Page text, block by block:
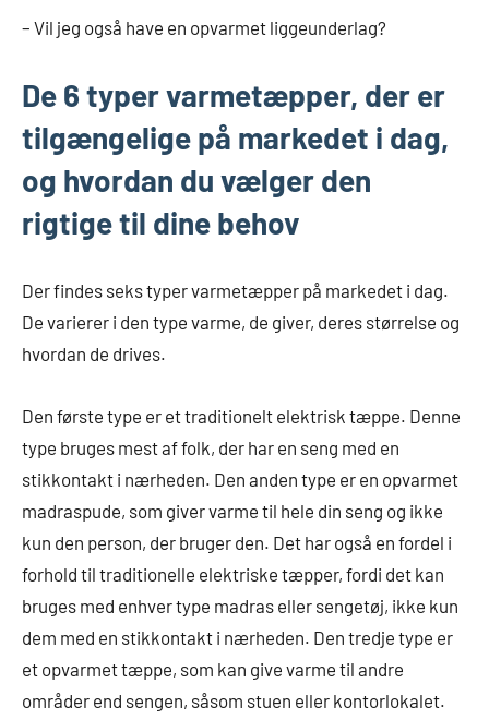
– Vil jeg også have en opvarmet liggeunderlag?
De 6 typer varmetæpper, der er
tilgængelige på markedet i dag,
og hvordan du vælger den
rigtige til dine behov
Der findes seks typer varmetæpper på markedet i dag.
De varierer i den type varme, de giver, deres størrelse og
hvordan de drives.
Den første type er et traditionelt elektrisk tæppe. Denne
type bruges mest af folk, der har en seng med en
stikkontakt i nærheden. Den anden type er en opvarmet
madraspude, som giver varme til hele din seng og ikke
kun den person, der bruger den. Det har også en fordel i
forhold til traditionelle elektriske tæpper, fordi det kan
bruges med enhver type madras eller sengetøj, ikke kun
dem med en stikkontakt i nærheden. Den tredje type er
et opvarmet tæppe, som kan give varme til andre
områder end sengen, såsom stuen eller kontorlokalet.